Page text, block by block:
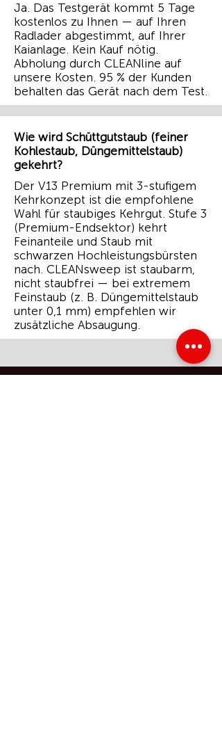
Ja. Das Testgerät kommt 5 Tage
kostenlos zu Ihnen — auf Ihren
Radlader abgestimmt, auf Ihrer
Kaianlage. Kein Kauf nötig.
Abholung durch CLEANline auf
unsere Kosten. 95 % der Kunden
behalten das Gerät nach dem Test.
Wie wird Schüttgutstaub (feiner
Kohlestaub, Düngemittelstaub)
gekehrt?
Der V13 Premium mit 3-stufigem
Kehrkonzept ist die empfohlene
Wahl für staubiges Kehrgut. Stufe 3
(Premium-Endsektor) kehrt
Feinanteile und Staub mit
schwarzen Hochleistungsbürsten
nach. CLEANsweep ist staubarm,
nicht staubfrei — bei extremem
Feinstaub (z. B. Düngemittelstaub
unter 0,1 mm) empfehlen wir
zusätzliche Absaugung.